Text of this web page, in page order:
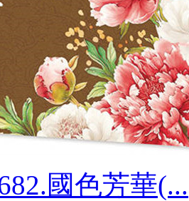
國色芳華(...